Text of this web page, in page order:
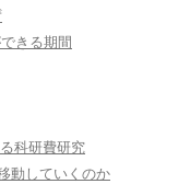
きる期間
科研費研究
動していくのか